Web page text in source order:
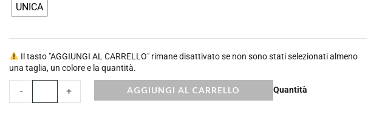
UNICA
Il tasto "AGGIUNGI AL CARRELLO" rimane disattivato se non sono stati selezionati almeno
una taglia, un colore e la quantità.
Quantità
- + AGGIUNGI AL CARRELLO